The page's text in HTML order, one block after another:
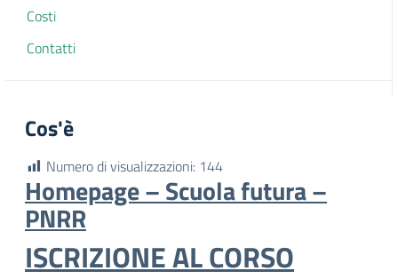
Costi
Contatti
Cos'è
Numero di visualizzazioni: 144
Homepage – Scuola futura –
PNRR
ISCRIZIONE AL CORSO